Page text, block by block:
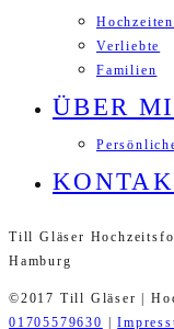
Hochzeiten
Verliebte
Familien
ÜBER
Till Gläser
Hamburg
©2017 Till Gläser |
01705579630
|